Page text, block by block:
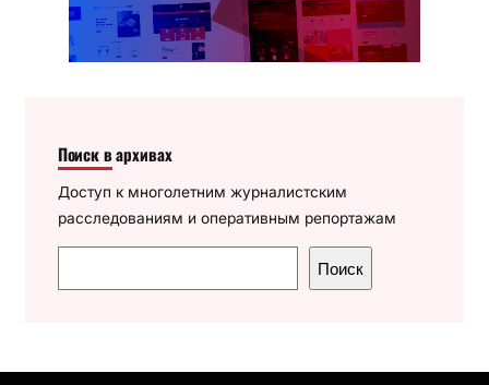
Поиск в архивах
Доступ к многолетним журналистским
расследованиям и оперативным репортажам
о
к
Поиск